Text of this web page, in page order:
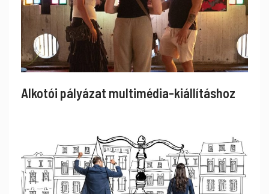
Alkotói pályázat multimédia-kiállításhoz